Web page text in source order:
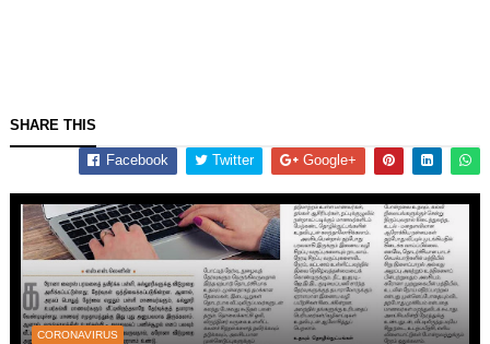
SHARE THIS
Facebook Twitter Google+
CORONAVIRUS